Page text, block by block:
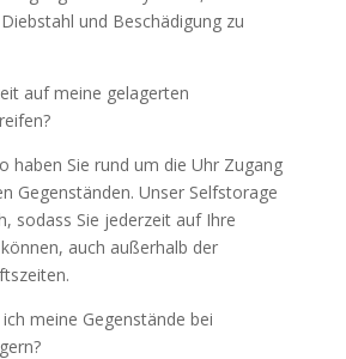
und Beschädigung zu
auf meine gelagerten
haben Sie rund um die Uhr Zugang
Gegenständen. Unser Selfstorage
sodass Sie jederzeit auf Ihre
auch außerhalb der
meine Gegenstände bei